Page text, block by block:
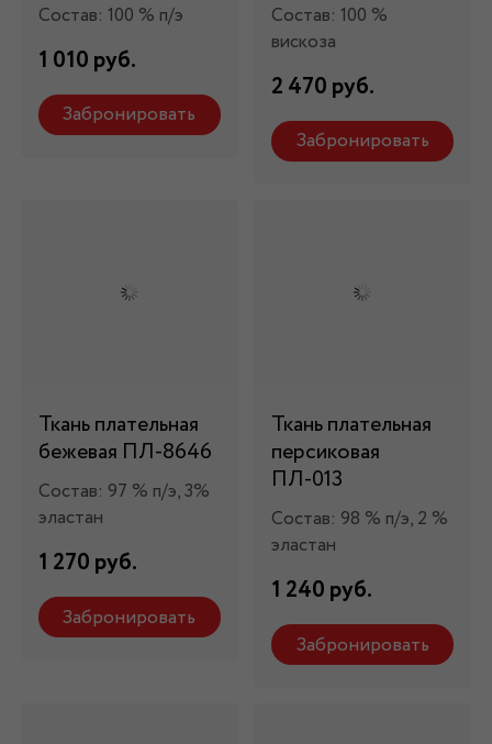
Состав: 100 % п/э
1 010 руб.
Забронировать
Состав: 100 %
вискоза
2 470 руб.
Забронировать
Ткань плательная
бежевая ПЛ-8646
Состав: 97 % п/э, 3%
эластан
1 270 руб.
Забронировать
Ткань плательная
персиковая
ПЛ-013
Состав: 98 % п/э, 2 %
эластан
1 240 руб.
Забронировать